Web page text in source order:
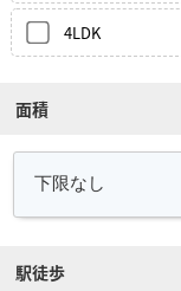
4LDK
面積
駅徒歩